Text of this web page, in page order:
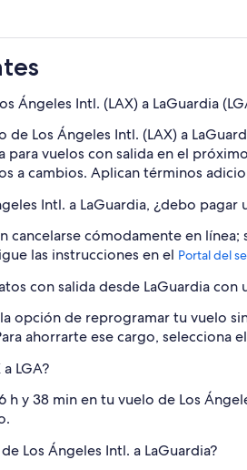
Ángeles Intl. (LAX) a LaGuardia
Los Ángeles Intl. (LAX) a
para vuelos con salida en el
a cambios. Aplican términos
Intl. a LaGuardia, ¿debo pagar
cancelarse cómodamente en
las instrucciones en el Portal del
con salida desde LaGuardia
opción de reprogramar tu vuelo
ahorrarte ese cargo, selecciona
LGA?
h y 38 min en tu vuelo de Los
Los Ángeles Intl. a LaGuardia?